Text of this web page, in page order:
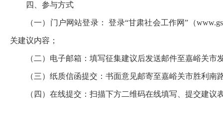
四、参与方式
（一）门户网站登录： 登录“甘肃社会工作网”（
关建议内容；
（二）电子邮箱：填写征集建议后发送邮件至嘉峪关市
（三）纸质信函提交：书面意见邮寄至嘉峪关市胜利南
（四）在线提交：扫描下方二维码在线填写、提交建议